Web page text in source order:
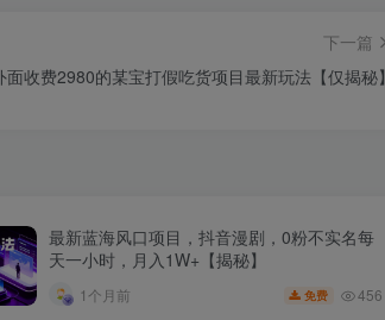
下一篇
面收费2980的某宝打假吃货项目最新玩法【仅揭秘】
最新蓝海风口项目，抖音漫剧，0粉不实名每
天一小时，月入1W+【揭秘】
1个月前 免费 456